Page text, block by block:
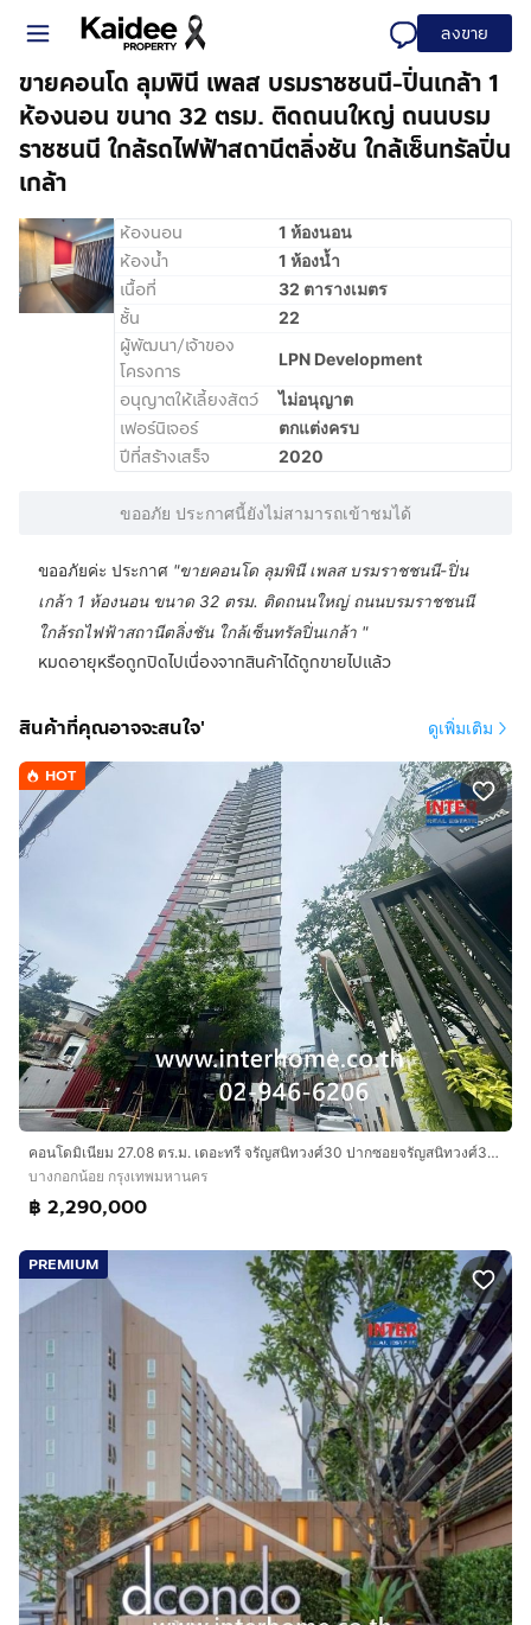
ลงขาย
ขายคอนโด ลุมพินี เพลส บรมราชชนนี-ปิ่นเกล้า 1
ห้องนอน ขนาด 32 ตรม. ติดถนนใหญ่ ถนนบรม
ราชชนนี ใกล้รถไฟฟ้าสถานีตลิ่งชัน ใกล้เซ็นทรัลปิ่น
เกล้า
ห้องนอน 1 ห้องนอน
ห้องน้ำ 1 ห้องน้ำ
เนื้อที่ 32 ตารางเมตร
ชั้น 22
ผู้พัฒนา/เจ้าของ
โครงการ
LPN Development
อนุญาตให้เลี้ยงสัตว์ ไม่อนุญาต
เฟอร์นิเจอร์ ตกแต่งครบ
ปีที่สร้างเสร็จ 2020
ขออภัย ประกาศนี้ยังไม่สามารถเข้าชมได้
ขออภัยค่ะ ประกาศ "ขายคอนโด ลุมพินี เพลส บรมราชชนนี-ปิ่น
เกล้า 1 ห้องนอน ขนาด 32 ตรม. ติดถนนใหญ่ ถนนบรมราชชนนี
ใกล้รถไฟฟ้าสถานีตลิ่งชัน ใกล้เซ็นทรัลปิ่นเกล้า "
หมดอายุหรือถูกปิดไปเนื่องจากสินค้าได้ถูกขายไปแล้ว
สินค้าที่คุณอาจจะสนใจ' ดูเพิ่มเติม
HOT
คอนโดมิเนียม 27.08 ตร.ม. เดอะทรี จรัญสนิทวงศ์30 ปากซอยจรัญสนิทวงศ์30 ถนนจรัญสนิทวงศ์ เขตบางกอกน้อย กรุงเทพมหานคร
บางกอกน้อย กรุงเทพมหานคร
฿ 2,290,000
PREMIUM